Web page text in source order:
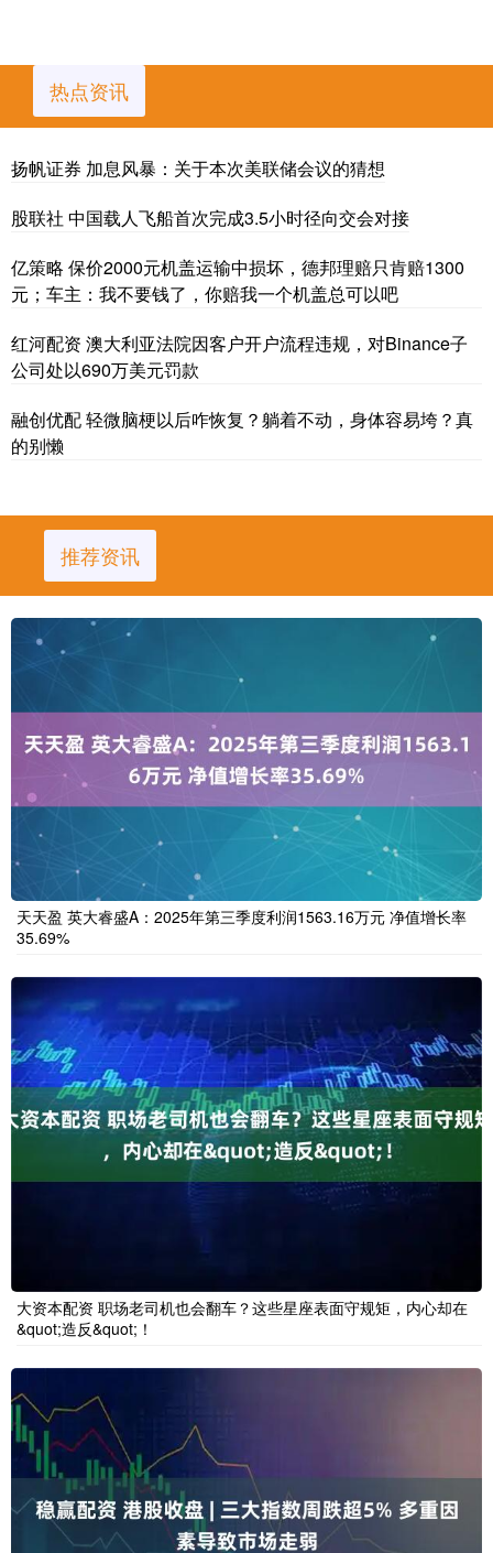
热点资讯
扬帆证券 加息风暴：关于本次美联储会议的猜想
股联社 中国载人飞船首次完成3.5小时径向交会对接
亿策略 保价2000元机盖运输中损坏，德邦理赔只肯赔1300
元；车主：我不要钱了，你赔我一个机盖总可以吧
红河配资 澳大利亚法院因客户开户流程违规，对Binance子
公司处以690万美元罚款
融创优配 轻微脑梗以后咋恢复？躺着不动，身体容易垮？真
的别懒
推荐资讯
天天盈 英大睿盛A：2025年第三季度利润1563.16万元 净值增长率
35.69%
大资本配资 职场老司机也会翻车？这些星座表面守规矩，内心却在
&quot;造反&quot;！